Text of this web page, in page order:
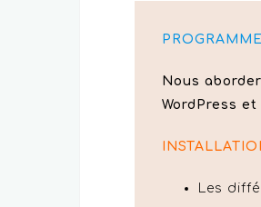
Nous
WordPress
Les